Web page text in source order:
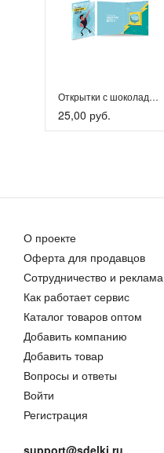
Открытки с шоколадом DolcePic
25,00 руб.
О проекте
Оферта для продавцов
Сотрудничество и реклама
Как работает сервис
Каталог товаров оптом
Добавить компанию
Добавить товар
Вопросы и ответы
Войти
Регистрация
support@sdelki.ru